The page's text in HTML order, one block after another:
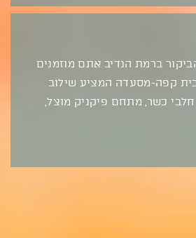
ברמת הנדיב אתם מוזמנים
קפה-מסעדה המציע שילוב
כשר, מתחם פיקניק מוצל,